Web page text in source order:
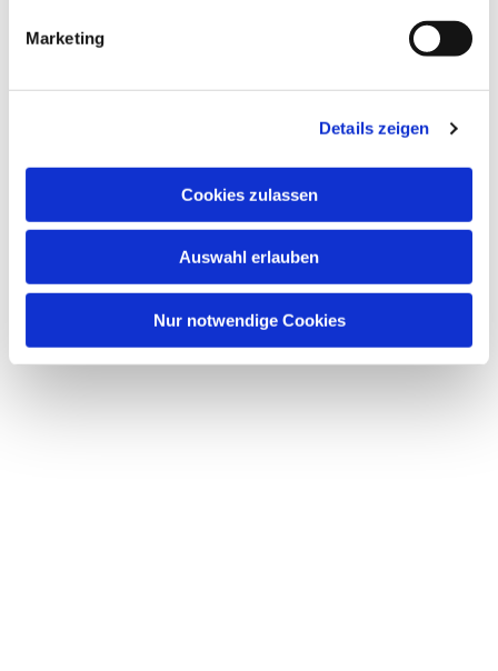
Marketing
Details zeigen
Cookies zulassen
Auswahl erlauben
Nur notwendige Cookies